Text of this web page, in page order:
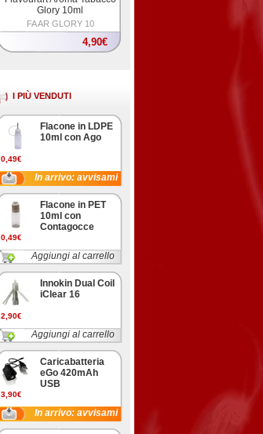
Glory 10ml
FA AR GLORY 10
4,90€
I PIÙ VENDUTI
0,49€
Flacone in LDPE
10ml con Ago
In arrivo: avvisami
0,49€
Flacone in PET
10ml con
Contagocce
Aggiungi al carrello
2,90€
Innokin Dual Coil
iClear 16
Aggiungi al carrello
3,90€
Caricabatteria
eGo 420mAh
USB
In arrivo: avvisami